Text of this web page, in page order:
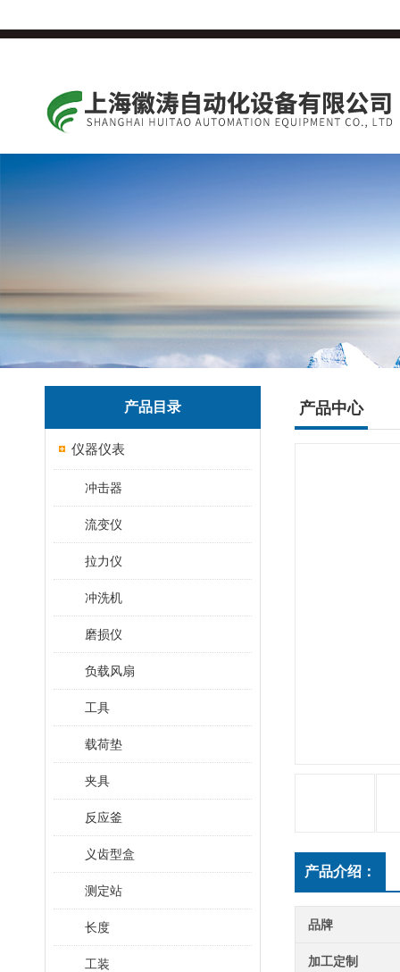
产品目录
仪器仪表
冲击器
流变仪
拉力仪
冲洗机
磨损仪
负载风扇
工具
载荷垫
夹具
反应釜
义齿型盒
测定站
长度
工装
产品中心
产品介绍：
品牌
加工定制